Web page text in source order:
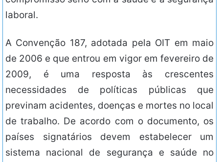
laboral.
A Convenção 187, adotada pela OIT em maio
de 2006 e que entrou em vigor em fevereiro de
2009, é uma resposta às crescentes
necessidades de políticas públicas que
previnam acidentes, doenças e mortes no local
de trabalho. De acordo com o documento, os
países signatários devem estabelecer um
sistema nacional de segurança e saúde no